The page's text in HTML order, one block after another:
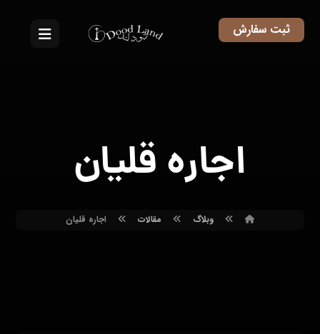
ثبت سفارش
اجاره قلیان
وبلاگ مقالات اجاره قلیان